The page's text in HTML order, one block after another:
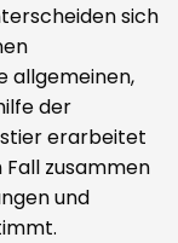
sich
allgemeinen,
der
erarbeitet
zusammen
und